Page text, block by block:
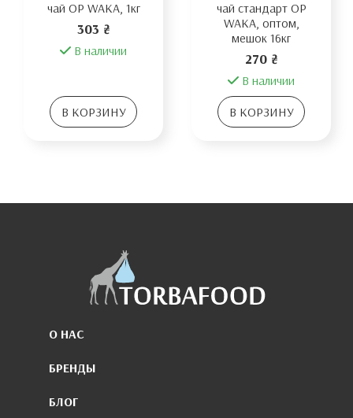
чай OP WAKA, 1кг
303 ₴
В наличии
В КОРЗИНУ
чай стандарт OP
WAKA, оптом,
мешок 16кг
270 ₴
В наличии
В КОРЗИНУ
О НАС
БРЕНДЫ
БЛОГ